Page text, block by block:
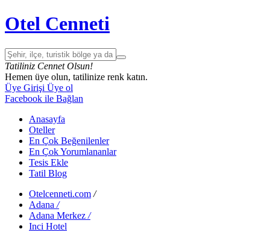
Otel Cenneti
Tatiliniz Cennet Olsun!
Hemen üye olun, tatilinize renk katın.
Üye Girişi Üye ol
Facebook ile Bağlan
Anasayfa
Oteller
En Çok Beğenilenler
En Çok Yorumlananlar
Tesis Ekle
Tatil Blog
Otelcenneti.com /
Adana /
Adana Merkez /
Inci Hotel